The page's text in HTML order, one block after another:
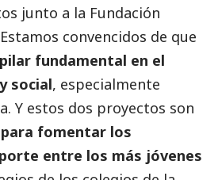
junto a la Fundación
convencidos de que
fundamental en el
social, especialmente
Y estos dos proyectos son
fomentar los
entre los más jóvenes